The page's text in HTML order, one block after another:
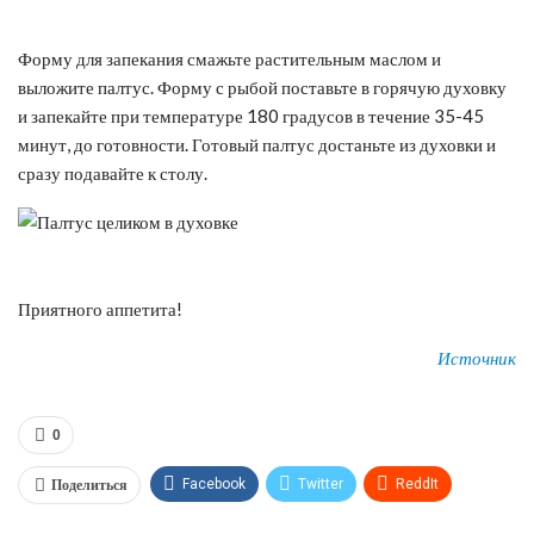
Форму для запекания смажьте растительным маслом и
выложите палтус. Форму с рыбой поставьте в горячую духовку
и запекайте при температуре 180 градусов в течение 35-45
минут, до готовности. Готовый палтус достаньте из духовки и
сразу подавайте к столу.
Приятного аппетита!
Источник
0
Поделиться Facebook Twitter ReddIt